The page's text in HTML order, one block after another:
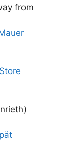
from